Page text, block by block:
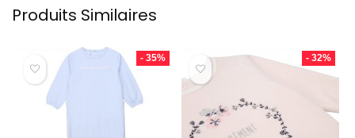
Produits Similaires
- 35% - 32%